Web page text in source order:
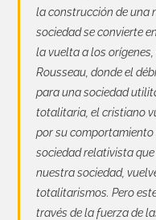
la construcción de una
sociedad se convierte
la vuelta a los
Rousseau, donde el
para una sociedad
totalitaria, el cristiano
por su
sociedad relativista
nuestra sociedad,
totalitarismos. Pero
través de la fuerza de